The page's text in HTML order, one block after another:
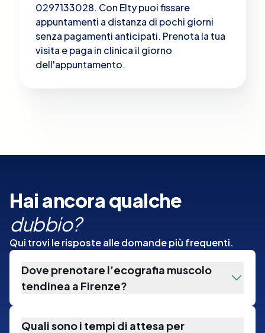
0297133028. Con Elty puoi fissare
appuntamenti a distanza di pochi giorni
senza pagamenti anticipati. Prenota la tua
visita e paga in clinica il giorno
dell'appuntamento.
Hai ancora qualche
dubbio?
Qui trovi le risposte alle domande più frequenti.
Dove prenotare l’ecografia muscolo
tendinea a Firenze?
Quali sono i tempi di attesa per